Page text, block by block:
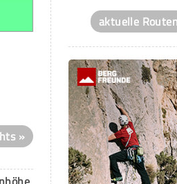
»
aktuelle Routen